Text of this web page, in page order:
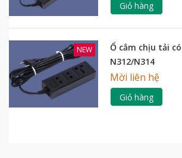
Giỏ hàng
NEW
Ổ cắm chịu tải
N312/N314
Mời liên hệ
Giỏ hàng